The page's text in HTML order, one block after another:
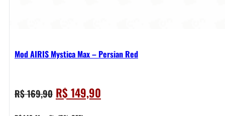
Mod AIRIS Mystica Max – Persian Red
R$169,90 O
preço
R$149,90
preço